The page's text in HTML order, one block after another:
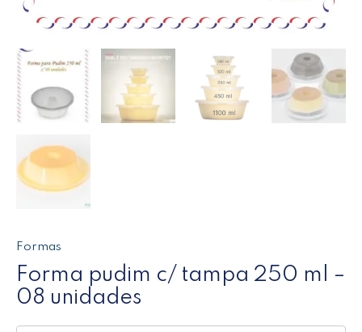
Formas
Forma pudim c/ tampa 250 ml –
08 unidades